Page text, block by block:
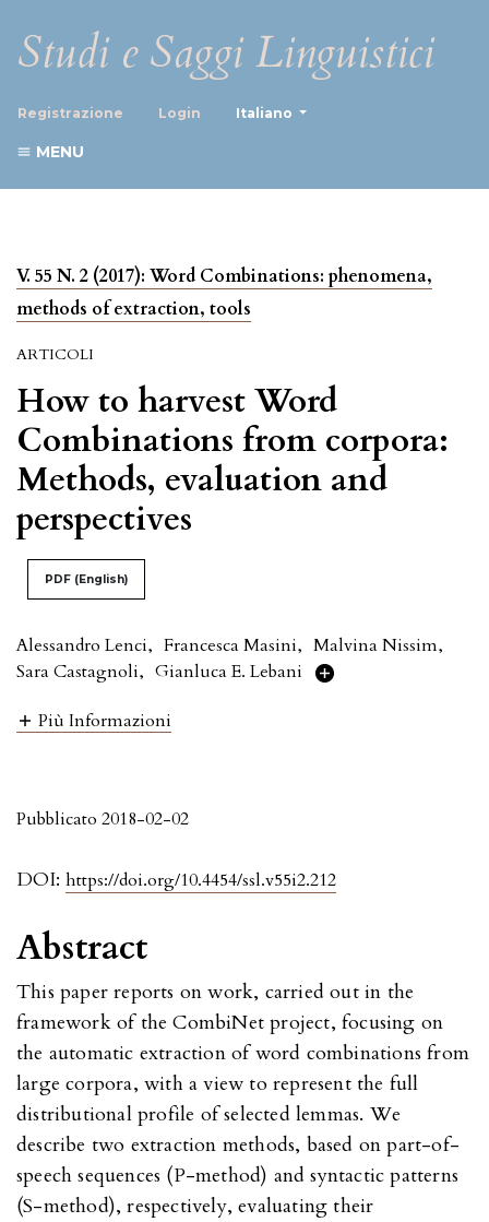
Studi e Saggi Linguistici
Registrazione Login Italiano
MENU
V. 55 N. 2 (2017): Word Combinations: phenomena,
methods of extraction, tools
ARTICOLI
How to harvest Word
Combinations from corpora:
Methods, evaluation and
perspectives
PDF (English)
Alessandro Lenci, Francesca Masini, Malvina Nissim,
Sara Castagnoli, Gianluca E. Lebani
Più Informazioni
DOI: https://doi.org/10.4454/ssl.v55i2.212
Pubblicato 2018-02-02
Abstract
This paper reports on work, carried out in the
framework of the CombiNet project, focusing on
the automatic extraction of word combinations from
large corpora, with a view to represent the full
distributional profile of selected lemmas. We
describe two extraction methods, based on part-of-
speech sequences (P-method) and syntactic patterns
(S-method), respectively, evaluating their